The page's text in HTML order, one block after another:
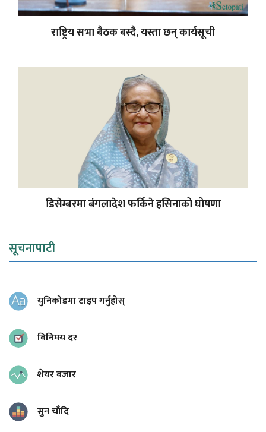
राष्ट्रिय सभा बैठक बस्दै, यस्ता छन् कार्यसूची
डिसेम्बरमा बंगलादेश फर्किने हसिनाको घोषणा
सूचनापाटी
युनिकोडमा टाइप गर्नुहोस्
विनिमय दर
शेयर बजार
सुन चाँदि